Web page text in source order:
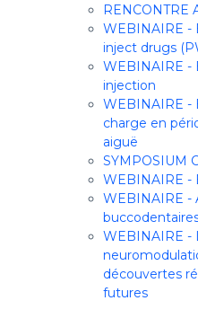
RENCONTRE
WEBINAIRE -
inject drugs
WEBINAIRE -
injection
WEBINAIRE -
charge en
aiguë
SYMPOSIUM
WEBINAIRE -
WEBINAIRE -
WEBINAIRE -
découvertes
futures